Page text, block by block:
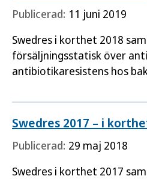
Publicerad: 11 juni 2019
Swedres i korthet 2018
försäljningsstatisk över
antibiotikaresistens hos
Swedres 2017 – i
Publicerad: 29 maj 2018
Swedres i korthet 2017